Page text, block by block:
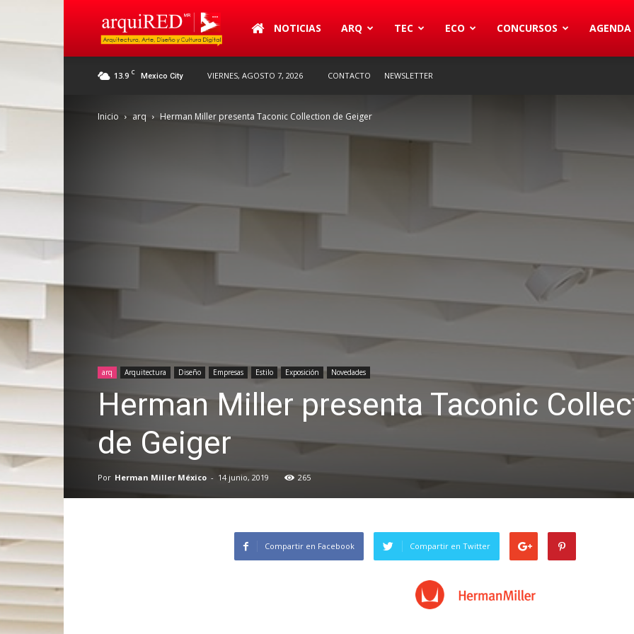
arquiREDNOTICIAS ARQ TEC ECO CONCURSOS AGENDA
13.9 C Mexico City VIERNES, AGOSTO 7, 2026 CONTACTO NEWSLETTER
Inicio arq Herman Miller presenta Taconic Collection de Geiger
arq Arquitectura Diseño Empresas Estilo Exposición Novedades
Herman Miller presenta Taconic
de Geiger
Por Herman Miller México - 14 junio, 2019 265
Compartir en Facebook Compartir en Twitter